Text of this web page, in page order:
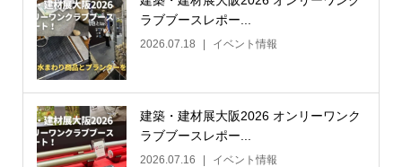
ラブブースレポー...
2026.07.18 イベント情報
建築・建材展大阪2026 オンリーワンク
ラブブースレポー...
2026.07.16 イベント情報